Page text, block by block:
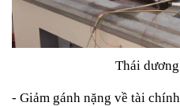
Thái
- Giảm gánh nặng về tài